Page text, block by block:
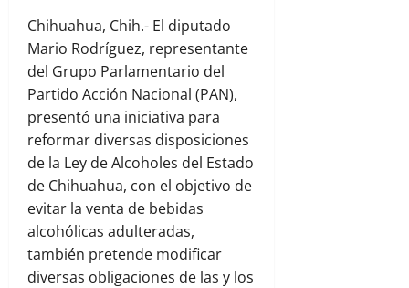
Chihuahua, Chih.- El diputado
Mario Rodríguez, representante
del Grupo Parlamentario del
Partido Acción Nacional (PAN),
presentó una iniciativa para
reformar diversas disposiciones
de la Ley de Alcoholes del Estado
de Chihuahua, con el objetivo de
evitar la venta de bebidas
alcohólicas adulteradas,
también pretende modificar
diversas obligaciones de las y los